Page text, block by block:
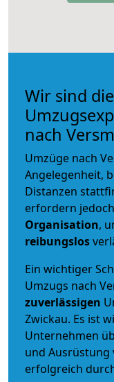
Wir sind
nach
Umzüge nach
Angelegenheit,
Distanzen
erfordern
Organisation,
reibungslos
Ein wichtiger
Umzugs nach
zuverlässigen
Zwickau. Es ist
Unternehmen
und Ausrüstung
erfolgreich